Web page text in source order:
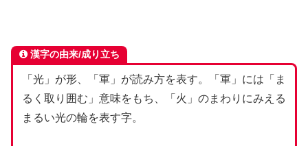
漢字の由来/成り立ち
「光」が形、「軍」が読み方を表す。「軍」には「ま
るく取り囲む」意味をもち、「火」のまわりにみえる
まるい光の輪を表す字。